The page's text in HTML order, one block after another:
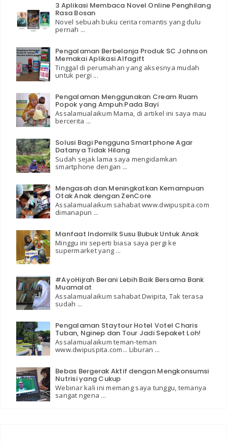
3 Aplikasi Membaca Novel Online Penghilang
Rasa Bosan
Novel sebuah buku cerita romantis yang dulu
pernah ...
Pengalaman Berbelanja Produk SC Johnson
Memakai Aplikasi Alfagift
Tinggal di perumahan yang aksesnya mudah
untuk pergi ...
Pengalaman Menggunakan Cream Ruam
Popok yang Ampuh Pada Bayi
Assalamualaikum Mama, di artikel ini saya mau
bercerita ...
Solusi Bagi Pengguna Smartphone Agar
Datanya Tidak Hilang
Sudah sejak lama saya mengidamkan
smartphone dengan ...
Mengasah dan Meningkatkan Kemampuan
Otak Anak dengan ZenCore
Assalamualaikum sahabat www.dwipuspita.com
dimanapun ...
Manfaat Indomilk Susu Bubuk Untuk Anak
Minggu ini seperti biasa saya pergi ke
supermarket yang ...
#AyoHijrah Berani Lebih Baik Bersama Bank
Muamalat
Assalamualaikum sahabat Dwipita, Tak terasa
sudah ...
Pengalaman Staytour Hotel Votel Charis
Tuban, Nginep dan Tour Jadi Sepaket Loh!
Assalamualaikum teman-teman
www.dwipuspita.com... Liburan ...
Bebas Bergerak Aktif dengan Mengkonsumsi
Nutrisi yang Cukup
Webinar kali ini memang saya tunggu, temanya
sangat ngena ...